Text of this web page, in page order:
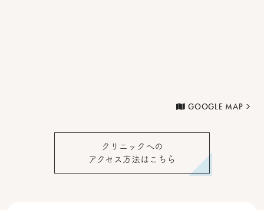
GOOGLE MAP
クリニックへの
アクセス方法はこちら